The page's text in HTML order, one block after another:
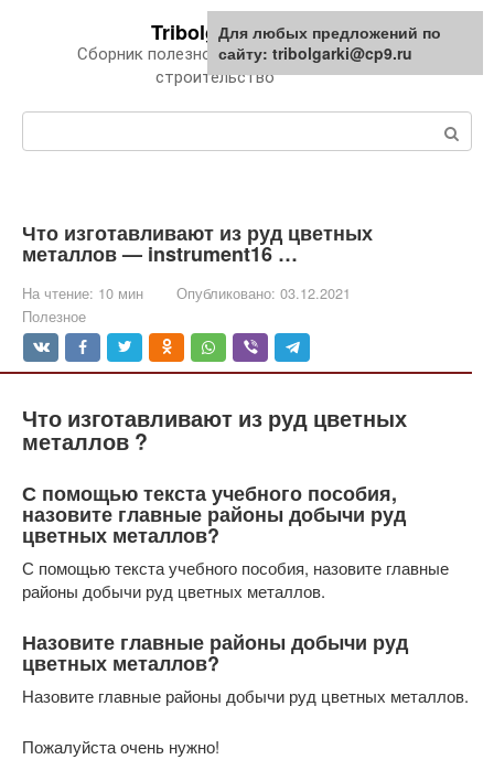
Tribolgarki.ru
Сборник полезной информации про
строительство
Что изготавливают из руд цветных
металлов — instrument16 …
На чтение: 10 мин Опубликовано: 03.12.2021
Полезное
Что изготавливают из руд цветных
металлов ?
С помощью текста учебного пособия,
назовите главные районы добычи руд
цветных металлов?
С помощью текста учебного пособия, назовите главные
районы добычи руд цветных металлов.
Назовите главные районы добычи руд
цветных металлов?
Назовите главные районы добычи руд цветных металлов.
Пожалуйста очень нужно!
Для любых предложений по
сайту: tribolgarki@cp9.ru